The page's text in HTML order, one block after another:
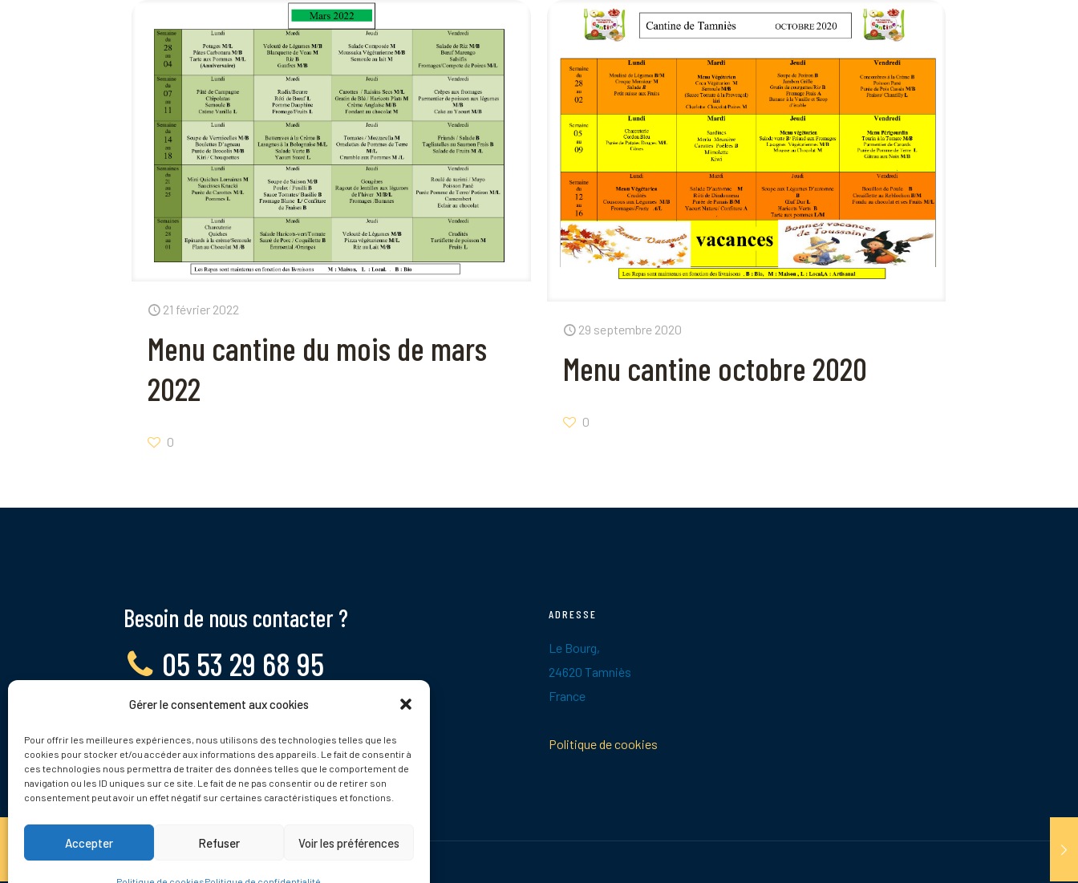
Gérer le consentement aux cookies
Pour offrir les meilleures expériences, nous utilisons des technologies telles que les
cookies pour stocker et/ou accéder aux informations des appareils. Le fait de consentir à
ces technologies nous permettra de traiter des données telles que le comportement de
navigation ou les ID uniques sur ce site. Le fait de ne pas consentir ou de retirer son
consentement peut avoir un effet négatif sur certaines caractéristiques et fonctions.
Accepter Refuser Voir les préférences
21 février 2022
Menu cantine du mois de mars
2022
0
29 septembre 2020
Menu cantine octobre 2020
0
Besoin de nous contacter ?
05 53 29 68 95
Lundi - Vendredi, 9 - 12h
ADRESSE
Le Bourg,
24620 Tamniès
France
Politique de cookies
© 2025 Tamnies.fr